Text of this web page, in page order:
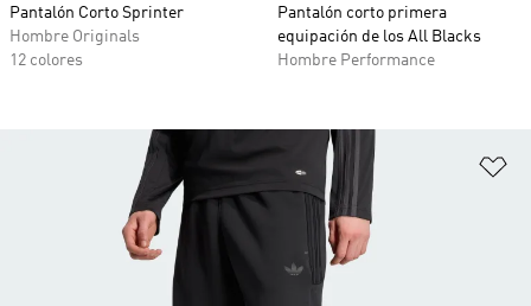
Pantalón Corto Sprinter
Hombre Originals
12 colores
Pantalón corto primera
equipación de los All Blacks
Hombre Performance